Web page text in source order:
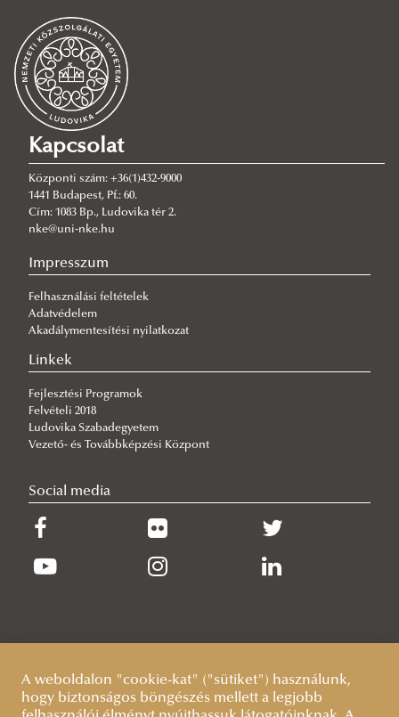
EHÖK ülések dokumentációi
EHÖK Küldöttgyűlés ülések
EHÖK Elnökségi ülések
EHÖK Bizottságok jegyzőkönyvek
EHÖK Egyetemi Kollégiumi Bizottság
EHÖK Nemzetközi Bizottság
EHÖK Diákjóléti Bizottság
EHÖK Ösztöndíjbíráló Bizottság
ÁNTK Kari Részönkormányzat ülései
HHK Kari Részönkormányzat ülései
NITK Kari Részönkormányzat ülései
RTK Kari Részönkormányzat ülései
VTK Kari Részönkormányzat ülései
Kapcsolat
Központi szám: +36(1)432-9000
1441 Budapest, Pf.: 60.
Cím: 1083 Bp., Ludovika tér 2.
nke@uni-nke.hu
Impresszum
Felhasználási feltételek
Adatvédelem
Akadálymentesítési nyilatkozat
Linkek
Fejlesztési Programok
Felvételi 2018
Ludovika Szabadegyetem
Vezető- és Továbbképzési Központ
Social media
A weboldalon "cookie-kat" ("sütiket") használunk,
hogy biztonságos böngészés mellett a legjobb